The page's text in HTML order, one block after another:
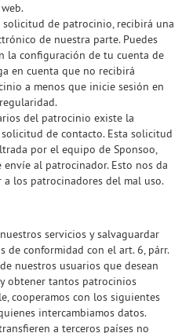
de patrocinio, recibirá una
de nuestra parte. Puedes
la configuración de tu cuenta de
en cuenta que no recibirá
a menos que inicie sesión en
del patrocinio existe la
de contacto. Esta solicitud
por el equipo de Sponsoo,
al patrocinador. Esto nos da
los patrocinadores del mal uso.
servicios y salvaguardar
de conformidad con el art. 6, párr.
nuestros usuarios que desean
obtener tantos patrocinios
cooperamos con los siguientes
intercambiamos datos.
a terceros países no